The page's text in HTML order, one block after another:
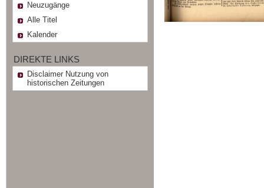
Neuzugänge
Alle Titel
Kalender
DIREKTE LINKS
Disclaimer Nutzung von
historischen Zeitungen